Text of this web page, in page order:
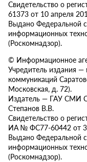
Свидетельство о
61373 от 10 апреля
Выдано Федеральной
информационных
(Роскомнадзор).
© Информационное
Учредитель издания
коммуникаций
Московская, д. 72).
Издатель — ГАУ СМИ
Степанов В.В.
Свидетельство о
ИА № ФС77-60442 от
Выдано Федеральной
информационных
(Роскомнадзор).